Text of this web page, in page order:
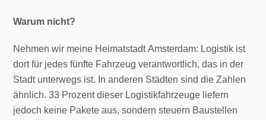
Warum nicht?
Nehmen wir meine Heimatstadt Amsterdam: Logistik ist
dort für jedes fünfte Fahrzeug verantwortlich, das in der
Stadt unterwegs ist. In anderen Städten sind die Zahlen
ähnlich. 33 Prozent dieser Logistikfahrzeuge liefern
jedoch keine Pakete aus, sondern steuern Baustellen